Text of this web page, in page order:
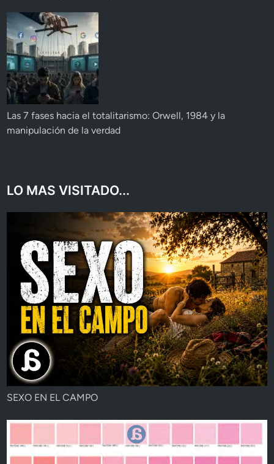
Las 7 fases hacia el totalitarismo: Orwell, 1984 y la
manipulación de la verdad
LO MAS VISITADO...
SEXO EN EL CAMPO